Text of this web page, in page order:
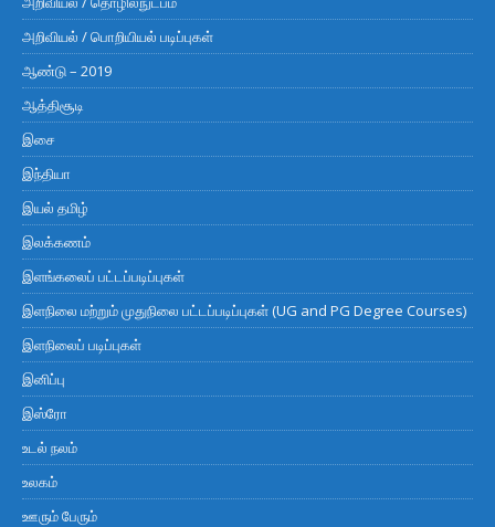
அறிவியல் / பொறியியல் படிப்புகள்
ஆண்டு – 2019
ஆத்திசூடி
இசை
இந்தியா
இயல் தமிழ்
இலக்கணம்
இளங்கலைப் பட்டப்படிப்புகள்
இளநிலை மற்றும் முதுநிலை பட்டப்படிப்புகள் (UG and PG Degree Courses)
இளநிலைப் படிப்புகள்
இனிப்பு
இஸ்ரோ
உடல் நலம்
உலகம்
ஊரும் பேரும்